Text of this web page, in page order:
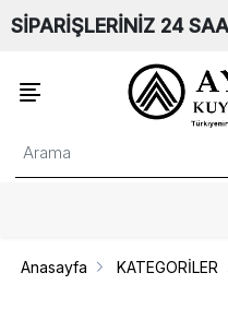
SİPARİŞLERİNİZ 24
Anasayfa KATEGORİLER